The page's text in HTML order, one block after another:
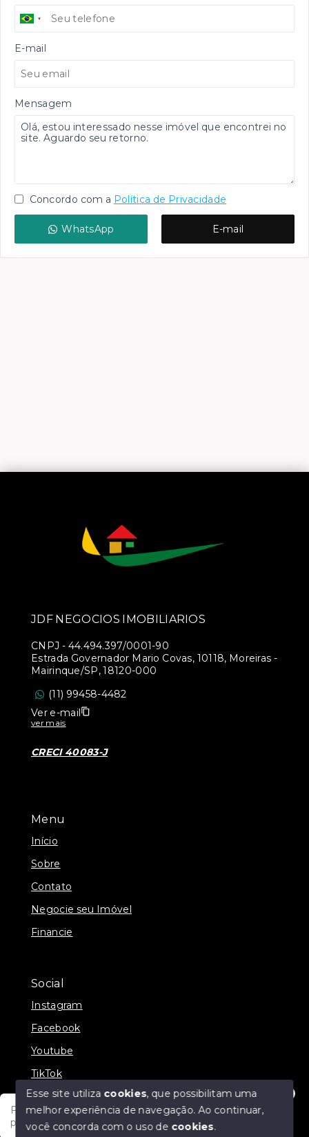
E-mail
Mensagem
Concordo com a Política de Privacidade
WhatsApp E-mail
Fale com um de nossos consultores! Estamos
prontos para atende-lo e orienta-lo!
Menu
Início
Sobre
Contato
Negocie seu Imóvel
Financie
Social
Instagram
Facebook
Youtube
TikTok
© Copyright 2026 - JDF NEGOCIOS IMOBILIARIOS -
JDF NEGOCIOS IMOBILIARIOS
CNPJ - 44.494.397/0001-90
Estrada Governador Mario Covas, 10118, Moreiras -
Mairinque/SP, 18120-000
(11) 99458-4482
Ver e-mail
ver mais
CRECI 40083-J
Esse site utiliza cookies, que possibilitam uma
melhor experiência de navegação.Ao continuar,
você concorda com o uso de cookies.